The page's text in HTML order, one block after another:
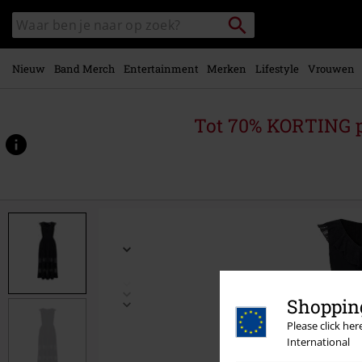
Please click
International
naar
hoofdinhoud
Zoek
in
catalogus
Packstation
zoeken
Nieuw Band Merch Entertainment Merken Lifestyle Vrouwen
Tot 70% KORTING
https://www.large.be/p/mortem-
dress/561235.html